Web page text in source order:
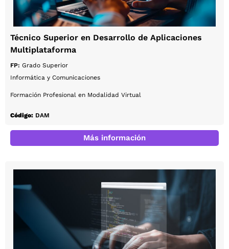
Técnico Superior en Desarrollo de Aplicaciones
Multiplataforma
FP: Grado Superior
Informática y Comunicaciones
Formación Profesional en Modalidad Virtual
Código: DAM
Más información